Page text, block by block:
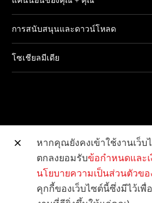
การสนับสนุนและดาวน์โหลด
โซเชียลมีเดีย
เว็บไซต์อื่น ๆ ของแคนนอน
ลิขสิทธิ์ © 2026 Canon Marketing
หากคุณยังคงเข้าใช้งานเว็
ตกลงยอมรับข้อกำหนดและ
นโยบายความเป็นส่วนตัวขอ
คุกกี้ของเว็บไซต์นี้ซึ่งมีไว้เ